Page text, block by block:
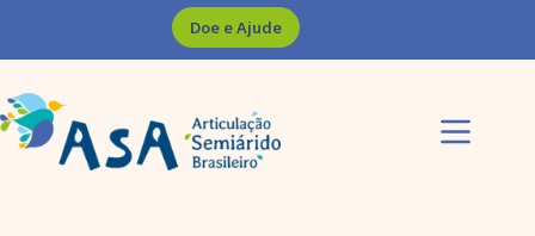
Doe e Ajude